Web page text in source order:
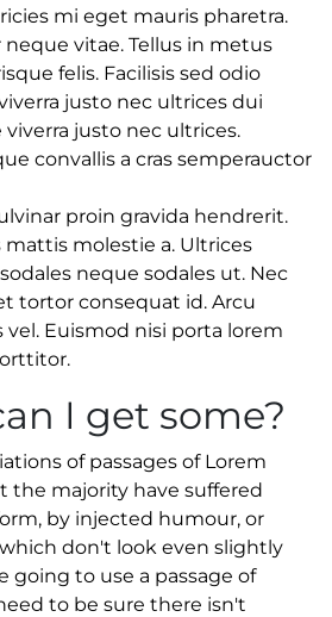
mi eget mauris pharetra.
neque vitae. Tellus in metus
felis. Facilisis sed odio
justo nec ultrices dui
justo nec ultrices.
convallis a cras semperauctor
proin gravida hendrerit.
molestie a. Ultrices
neque sodales ut. Nec
tortor consequat id. Arcu
Euismod nisi porta lorem
I get some?
of passages of Lorem
the majority have suffered
by injected humour, or
don't look even slightly
going to use a passage of
to be sure there isn't